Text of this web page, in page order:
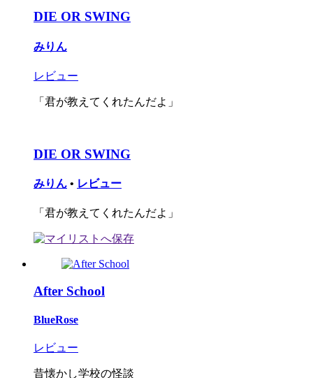
DIE OR SWING
みりん
レビュー
「君が教えてくれたんだよ」
DIE OR SWING
みりん • レビュー
「君が教えてくれたんだよ」
After School
BlueRose
レビュー
昔懐かし学校の怪談